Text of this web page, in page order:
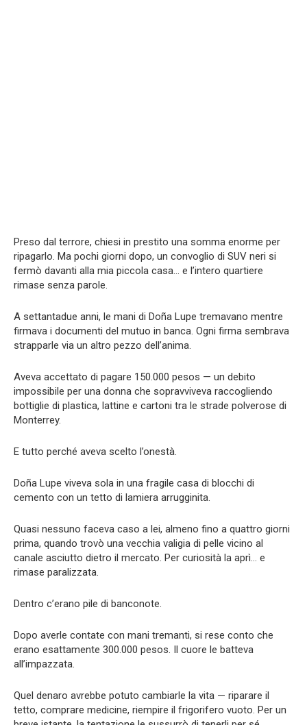
Preso dal terrore, chiesi in prestito una somma enorme per
ripagarlo. Ma pochi giorni dopo, un convoglio di SUV neri si
fermò davanti alla mia piccola casa… e l’intero quartiere
rimase senza parole.
A settantadue anni, le mani di Doña Lupe tremavano mentre
firmava i documenti del mutuo in banca. Ogni firma sembrava
strapparle via un altro pezzo dell’anima.
Aveva accettato di pagare 150.000 pesos — un debito
impossibile per una donna che sopravviveva raccogliendo
bottiglie di plastica, lattine e cartoni tra le strade polverose di
Monterrey.
E tutto perché aveva scelto l’onestà.
Doña Lupe viveva sola in una fragile casa di blocchi di
cemento con un tetto di lamiera arrugginita.
Quasi nessuno faceva caso a lei, almeno fino a quattro giorni
prima, quando trovò una vecchia valigia di pelle vicino al
canale asciutto dietro il mercato. Per curiosità la aprì… e
rimase paralizzata.
Dentro c’erano pile di banconote.
Dopo averle contate con mani tremanti, si rese conto che
erano esattamente 300.000 pesos. Il cuore le batteva
all’impazzata.
Quel denaro avrebbe potuto cambiarle la vita — riparare il
tetto, comprare medicine, riempire il frigorifero vuoto. Per un